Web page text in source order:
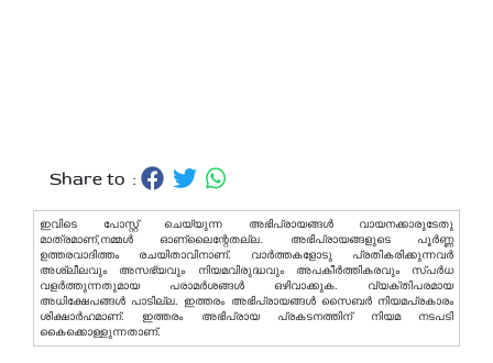
Share to :
ഇവിടെ പോസ്റ്റ് ചെയ്യുന്ന അഭിപ്രായങ്ങള്‍ വായനക്കാരുടേതു
മാത്രമാണ്,നമ്മൾ ഓണ്ലൈന്റേതല്ല. അഭിപ്രായങ്ങളുടെ പൂർണ്ണ
ഉത്തരവാദിത്തം രചയിതാവിനാണ്. വാര്‍ത്തകളോടു പ്രതികരിക്കുന്നവര്‍
അശ്ലീലവും അസഭ്യവും നിയമവിരുദ്ധവും അപകീര്‍ത്തികരവും സ്പര്‍ധ
വളര്‍ത്തുന്നതുമായ പരാമര്‍ശങ്ങള്‍ ഒഴിവാക്കുക. വ്യക്തിപരമായ
അധിക്ഷേപങ്ങള്‍ പാടില്ല. ഇത്തരം അഭിപ്രായങ്ങള്‍ സൈബര്‍ നിയമപ്രകാരം
ശിക്ഷാര്‍ഹമാണ്. ഇത്തരം അഭിപ്രായ പ്രകടനത്തിന് നിയമ നടപടി
കൈക്കൊള്ളുന്നതാണ്.